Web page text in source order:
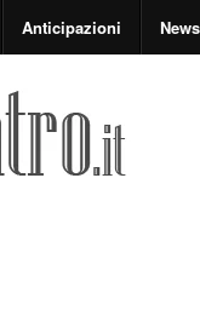
Anticipazioni News